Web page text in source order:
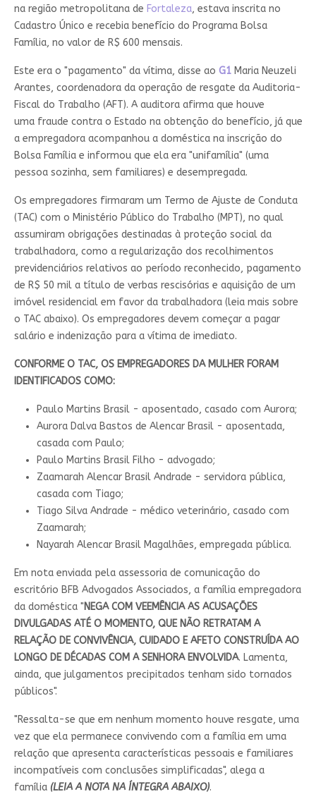
na região metropolitana de Fortaleza, estava inscrita no
Cadastro Único e recebia benefício do Programa Bolsa
Família, no valor de R$ 600 mensais.
Este era o "pagamento" da vítima, disse ao G1Maria Neuzeli
Arantes, coordenadora da operação de resgate da Auditoria-
Fiscal do Trabalho (AFT). A auditora afirma que houve
uma fraude contra o Estado na obtenção do benefício, já que
a empregadora acompanhou a doméstica na inscrição do
Bolsa Família e informou que ela era "unifamília" (uma
pessoa sozinha, sem familiares) e desempregada.
Os empregadores firmaram um Termo de Ajuste de Conduta
(TAC) com o Ministério Público do Trabalho (MPT), no qual
assumiram obrigações destinadas à proteção social da
trabalhadora, como a regularização dos recolhimentos
previdenciários relativos ao período reconhecido, pagamento
de R$ 50 mil a título de verbas rescisórias e aquisição de um
imóvel residencial em favor da trabalhadora (leia mais sobre
o TAC abaixo). Os empregadores devem começar a pagar
salário e indenização para a vítima de imediato.
CONFORME O TAC, OS EMPREGADORES DA MULHER FORAM
IDENTIFICADOS COMO:
Paulo Martins Brasil - aposentado, casado com Aurora;
Aurora Dalva Bastos de Alencar Brasil - aposentada,
casada com Paulo;
Paulo Martins Brasil Filho - advogado;
Zaamarah Alencar Brasil Andrade - servidora pública,
casada com Tiago;
Tiago Silva Andrade - médico veterinário, casado com
Zaamarah;
Nayarah Alencar Brasil Magalhães, empregada pública.
Em nota enviada pela assessoria de comunicação do
escritório BFB Advogados Associados, a família empregadora
da doméstica "NEGA COM VEEMÊNCIA AS ACUSAÇÕES
DIVULGADAS ATÉ O MOMENTO, QUE NÃO RETRATAM A
RELAÇÃO DE CONVIVÊNCIA, CUIDADO E AFETO CONSTRUÍDA AO
LONGO DE DÉCADAS COM A SENHORA ENVOLVIDA. Lamenta,
ainda, que julgamentos precipitados tenham sido tornados
públicos".
"Ressalta-se que em nenhum momento houve resgate, uma
vez que ela permanece convivendo com a família em uma
relação que apresenta características pessoais e familiares
incompatíveis com conclusões simplificadas", alega a
família (LEIA A NOTA NA ÍNTEGRA ABAIXO).